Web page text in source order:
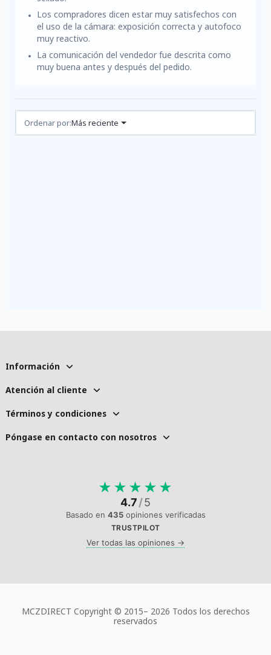
Los compradores dicen estar muy satisfechos con
el uso de la cámara: exposición correcta y autofoco
muy reactivo.
La comunicación del vendedor fue descrita como
muy buena antes y después del pedido.
Reseñas (2)
Ordenar por:Más reciente
Información
Atención al cliente
Términos y condiciones
Póngase en contacto con nosotros
★ ★ ★ ★ ★
4.7/5
Basado en 435opiniones verificadas
TRUSTPILOT
Ver todas las opiniones →
MCZDIRECT Copyright © 2015– 2026 Todos los derechos
reservados